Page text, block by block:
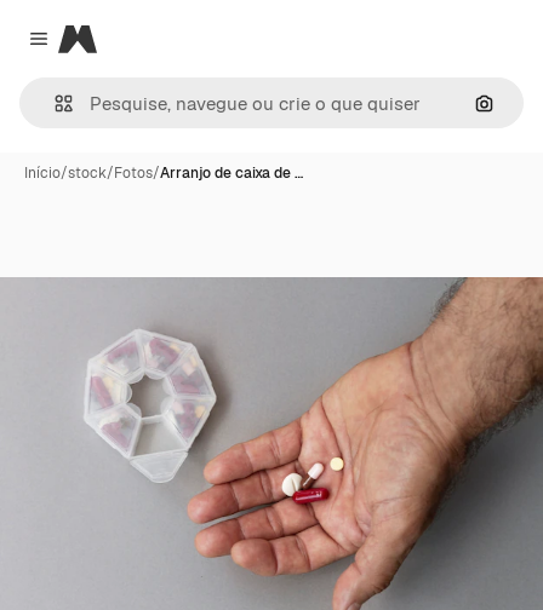
Close menu
Magnific
Início/stock/Fotos/Arranjo de caixa de …